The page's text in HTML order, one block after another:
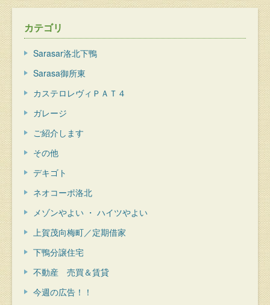
カテゴリ
Sarasar洛北下鴨
Sarasa御所東
カステロレヴィＰＡＴ４
ガレージ
ご紹介します
その他
デキゴト
ネオコーポ洛北
メゾンやよい ・ ハイツやよい
上賀茂向梅町／定期借家
下鴨分譲住宅
不動産 売買＆賃貸
今週の広告！！